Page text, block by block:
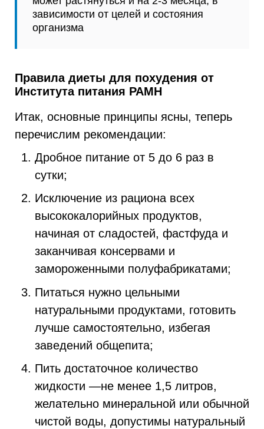
зависимости от целей и состояния
организма
Правила диеты для похудения от
Института питания РАМН
Итак, основные принципы ясны, теперь
перечислим рекомендации:
Дробное питание от 5 до 6 раз в
сутки;
Исключение из рациона всех
высококалорийных продуктов,
начиная от сладостей, фастфуда и
заканчивая консервами и
замороженными полуфабрикатами;
Питаться нужно цельными
натуральными продуктами, готовить
лучше самостоятельно, избегая
заведений общепита;
Пить достаточное количество
жидкости —не менее 1,5 литров,
желательно минеральной или обычной
чистой воды, допустимы натуральный